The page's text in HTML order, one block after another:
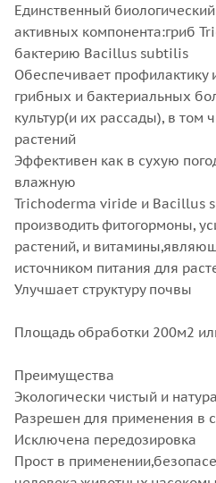
Единственный
активных компонента:гриб
бактерию Bacillus subtilis
Обеспечивает профилактику
грибных и бактериальных
культур(и их рассады), в том
растений
Эффективен как в сухую
влажную
Trichoderma viride и Bacillus
производить фитогормоны,
растений, и
источником питания для
Улучшает структуру почвы
Площадь обработки 200м2
Преимущества
Экологически чистый и
Разрешен для применения в
Исключена передозировка
Прост в